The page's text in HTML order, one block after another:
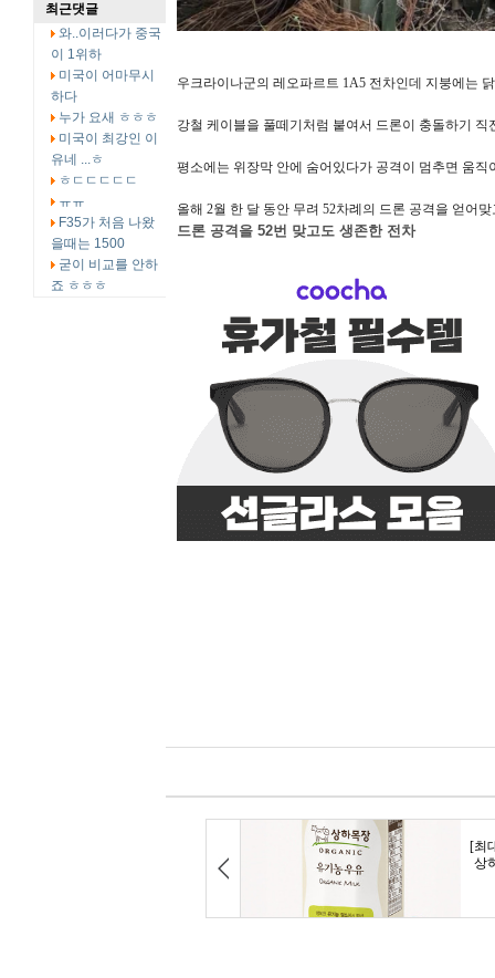
최근댓글
와..이러다가 중국
이 1위하
미국이 어마무시
하다
누가 요새 ㅎㅎㅎ
미국이 최강인 이
유네 ...ㅎ
ㅎㄷㄷㄷㄷㄷ
ㅠㅠ
F35가 처음 나왔
을때는 1500
굳이 비교를 안하
죠 ㅎㅎㅎ
우크라이나군의 레오파르트 1A5 전차인데 지붕에는
강철 케이블을 풀떼기처럼 붙여서 드론이 충돌하기
평소에는 위장막 안에 숨어있다가 공격이 멈추면 움직
올해 2월 한 달 동안 무려 52차례의 드론 공격을 얻어
드론 공격을 52번 맞고도 생존한 전차